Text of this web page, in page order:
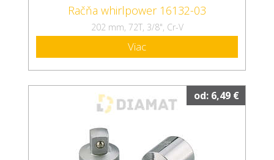
Račňa whirlpower 16132-03
202 mm, 72T, 3/8", Cr-V
Viac
od: 6,49 €